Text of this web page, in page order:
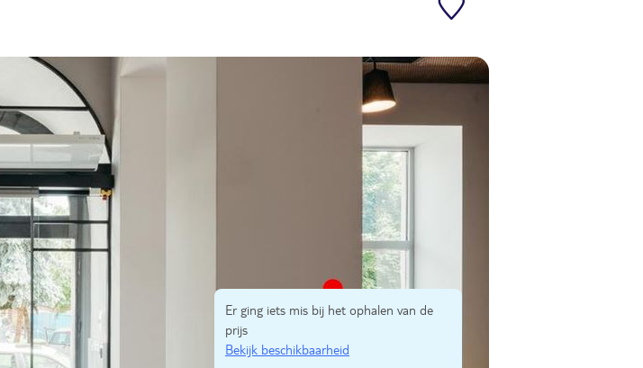
Er ging iets mis bij het ophalen van de
prijs
Bekijk beschikbaarheid